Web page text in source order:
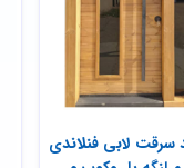
لابی فنلاندی